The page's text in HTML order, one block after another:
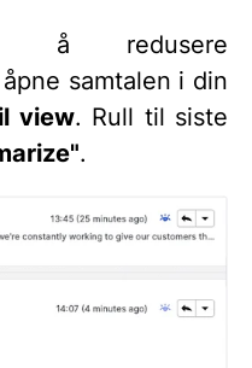
å redusere
samtalen i din
view. Rull til siste
.